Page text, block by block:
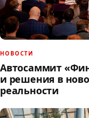
НОВОСТИ
Автосаммит
и решения в
реальности